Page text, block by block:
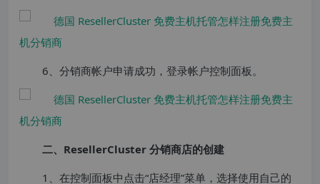
6、分销商帐户申请成功，登录帐户控制面板。
二、ResellerCluster 分销商店的创建
1、在控制面板中点击“店经理”菜单，选择使用自己的